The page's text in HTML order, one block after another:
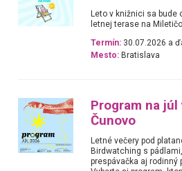
Leto v knižnici sa bude
letnej terase na
Termín: 30.07.2026 a
Mesto: Bratislava
Program na
Čunovo
Letné večery pod
Birdwatching s
prespávačka aj rodinný